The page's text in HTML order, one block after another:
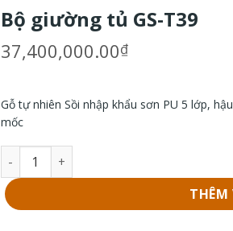
Bộ giường tủ GS-T39
37,400,000.00₫
Gỗ tự nhiên Sồi nhập khẩu sơn PU 5 lớp,
mốc
Bộ giường tủ GS-T39 số lượng
THÊM